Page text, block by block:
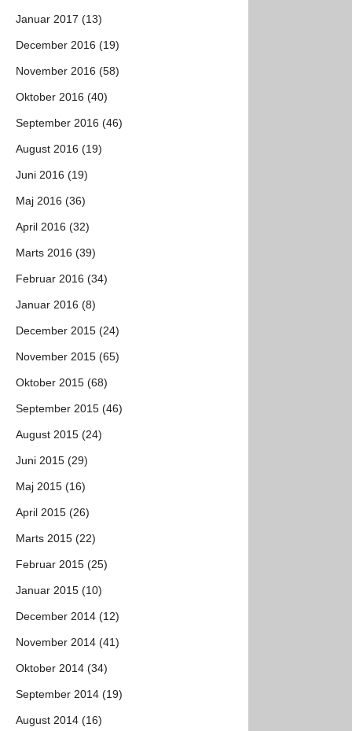
Januar 2017 (13)
December 2016 (19)
November 2016 (58)
Oktober 2016 (40)
September 2016 (46)
August 2016 (19)
Juni 2016 (19)
Maj 2016 (36)
April 2016 (32)
Marts 2016 (39)
Februar 2016 (34)
Januar 2016 (8)
December 2015 (24)
November 2015 (65)
Oktober 2015 (68)
September 2015 (46)
August 2015 (24)
Juni 2015 (29)
Maj 2015 (16)
April 2015 (26)
Marts 2015 (22)
Februar 2015 (25)
Januar 2015 (10)
December 2014 (12)
November 2014 (41)
Oktober 2014 (34)
September 2014 (19)
August 2014 (16)